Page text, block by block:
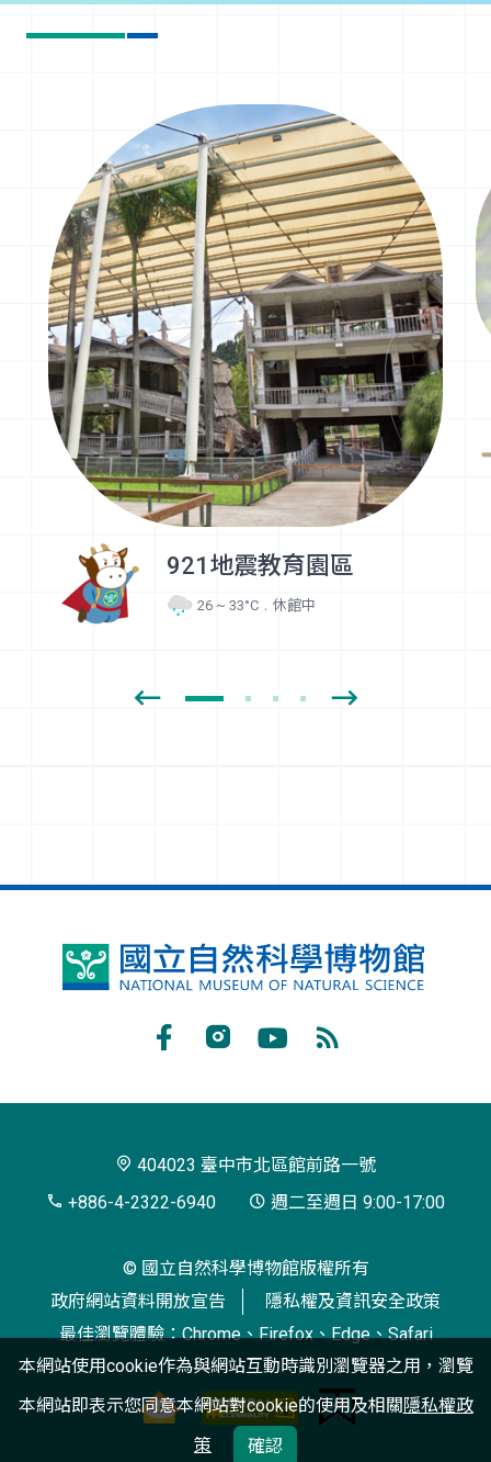
921地震教育園區
26 ~ 33°C
國
博
閱
404023 臺中市北區館前路一號
+886-4-2322-6940
週二至週日 9:00-17:00
© 國立自然科學博物館版權所有
政府網站資料開放宣告
隱私權及資訊安全政策
最佳瀏覽體驗：Chrome、Firefox、Edge、Safari
本網站使用cookie作為與網站互動時識別瀏覽器之用，瀏覽
本網站即表示您同意本網站對cookie的使用及相關隱私權政
策
確認